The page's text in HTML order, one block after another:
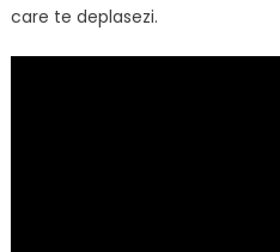
care te deplasezi.